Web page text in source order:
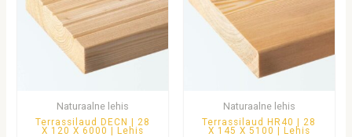
Naturaalne lehis
Terrassilaud DECN | 28
X 120 X 6000 | Lehis
Naturaalne lehis
Terrassilaud HR40 | 28
X 145 X 5100 | Lehis